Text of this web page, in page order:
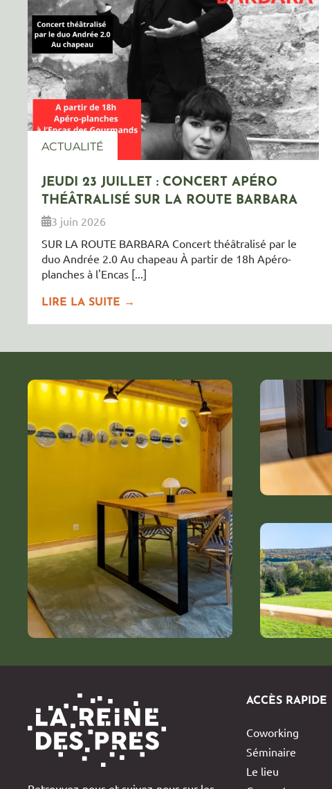
ACTUALITÉ
JEUDI 23 JUILLET : CONCERT APÉRO
THÉÂTRALISÉ SUR LA ROUTE BARBARA
3 juin 2026
SUR LA ROUTE BARBARA Concert théâtralisé par le
duo Andrée 2.0 Au chapeau À partir de 18h Apéro-
planches à l'Encas [...]
LIRE LA SUITE →
ACCÈS RAPIDE
Coworking
Séminaire
Le lieu